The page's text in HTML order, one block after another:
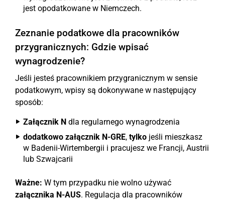
jest opodatkowane w Niemczech.
Zeznanie podatkowe dla pracowników
przygranicznych: Gdzie wpisać
wynagrodzenie?
Jeśli jesteś pracownikiem przygranicznym w sensie
podatkowym, wpisy są dokonywane w następujący
sposób:
Załącznik N dla regularnego wynagrodzenia
dodatkowo załącznik N-GRE, tylko jeśli mieszkasz
w Badenii-Wirtembergii i pracujesz we Francji, Austrii
lub Szwajcarii
Ważne: W tym przypadku nie wolno używać
załącznika N-AUS. Regulacja dla pracowników